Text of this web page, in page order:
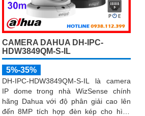
CAMERA DAHUA DH-IPC-
HDW3849QM-S-IL
5%-35%
DH-IPC-HDW3849QM-S-IL là camera
IP dome trong nhà WizSense chính
hãng Dahua với độ phân giải cao lên
đến 8MP tích hợp đèn kép cho hình